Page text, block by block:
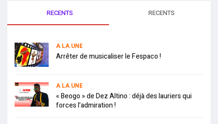
RECENTS RECENTS
A LA UNE
Arrêter de musicaliser le Fespaco !
A LA UNE
« Beogo » de Dez Altino : déjà des lauriers qui
forces l’admiration !